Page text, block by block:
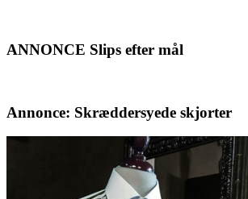
ANNONCE Slips efter mål
Annonce: Skræddersyede skjorter